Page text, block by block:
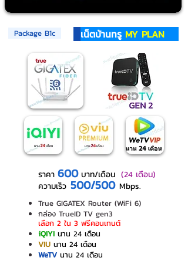
Package B1c เน็ตบ้านทรู MY PLAN
ราคา 600บาท/เดือน (24 เดือน)
ความเร็ว 500/500 Mbps.
True GIGATEX Router (WiFi 6)
กล่อง TrueID TV gen3
เลือก 2 ใน 3 ฟรีคอนเทนต์
iQIYI นาน 24 เดือน
VIU นาน 24 เดือน
WeTV นาน 24 เดือน